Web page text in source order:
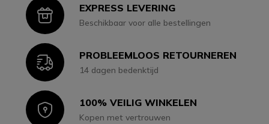
IconEXPRESS LEVERING
Beschikbaar voor alle bestellingen
IconPROBLEEMLOOS RETOURNEREN
14 dagen bedenktijd
Icon100% VEILIG WINKELEN
Kopen met vertrouwen